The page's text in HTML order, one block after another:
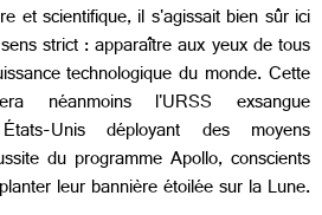
et scientifique, il s'agissait bien sûr ici
strict : apparaître aux yeux de tous
technologique du monde. Cette
néanmoins l'URSS exsangue
Unis déployant des moyens
du programme Apollo, conscients
leur bannière étoilée sur la Lune.